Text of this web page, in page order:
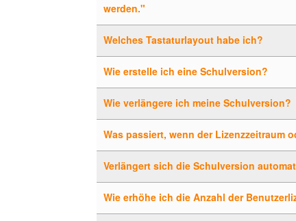
werden."
Welches Tastaturlayout habe ich?
Wie erstelle ich eine Schulversion?
Wie verlängere ich meine Schulversion?
Was passiert, wenn der Lizenzzeitraum
Verlängert sich die Schulversion
Wie erhöhe ich die Anzahl der